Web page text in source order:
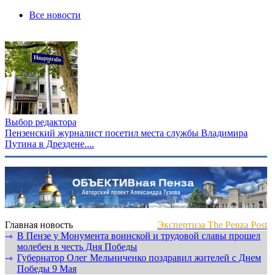
Все новости
Выбор редактора
Пензенский журналист посетил места службы Владимира
Путина в Дрездене....
Главная новость
Экспертиза The Penza Post
⇾ В Пензе у Монумента воинской и трудовой славы прошел
молебен в честь Дня Победы
⇾ Губернатор Олег Мельниченко поздравил жителей с Днем
Победы 9 Мая